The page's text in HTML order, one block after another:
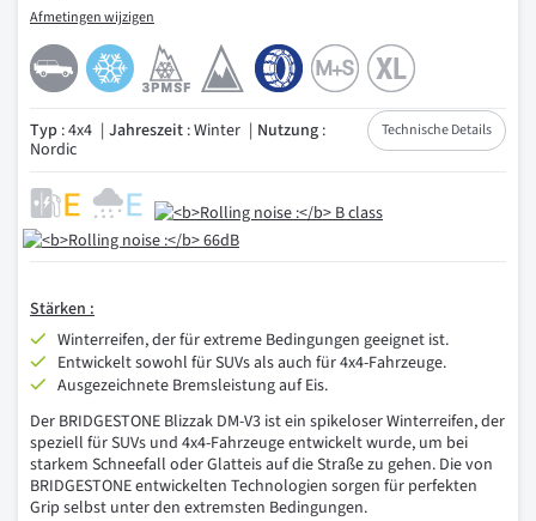
Afmetingen wijzigen
Technische Details
Typ : 4x4 Jahreszeit : Winter Nutzung :
Nordic
Stärken :
Winterreifen, der für extreme Bedingungen geeignet ist.
Entwickelt sowohl für SUVs als auch für 4x4-Fahrzeuge.
Ausgezeichnete Bremsleistung auf Eis.
Der BRIDGESTONE Blizzak DM-V3 ist ein spikeloser Winterreifen, der
speziell für SUVs und 4x4-Fahrzeuge entwickelt wurde, um bei
starkem Schneefall oder Glatteis auf die Straße zu gehen. Die von
BRIDGESTONE entwickelten Technologien sorgen für perfekten
Grip selbst unter den extremsten Bedingungen.